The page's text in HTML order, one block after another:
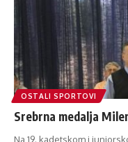
OSTALI SPORTOVI
Srebrna medalja
Na 19. kadetskom i